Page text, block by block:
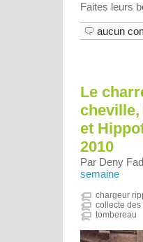
Faites leurs
aucun
Le
et
2010
Par Deny
semaine
chargeur
collecte des
tombereau